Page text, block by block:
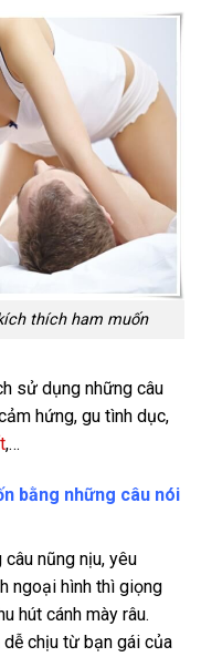
thích ham muốn
sử dụng những câu
hứng, gu tình dục,
,…
bằng những câu nói
nũng nịu, yêu
ngoại hình thì giọng
hút cánh mày râu.
chịu từ bạn gái của